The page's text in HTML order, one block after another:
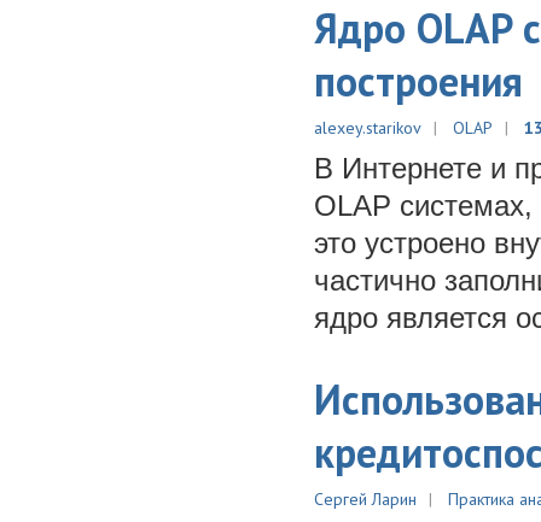
Ядро OLAP
построения
alexey.starikov OLAP
В Интернете и
OLAP системах,
это устроено
частично
ядро является
Сергей Ларин Практика